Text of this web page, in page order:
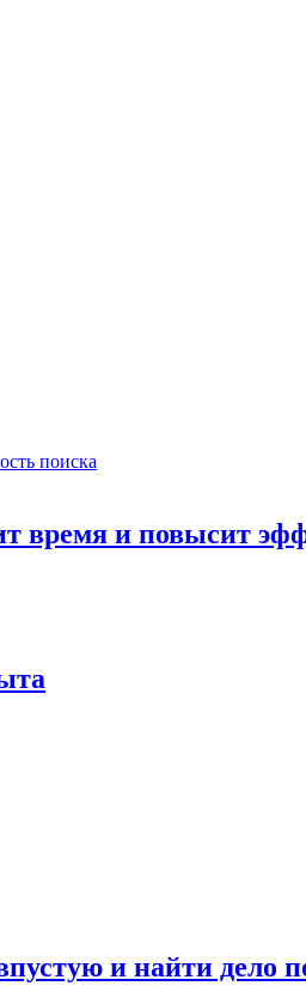
время и повысит
и найти дело